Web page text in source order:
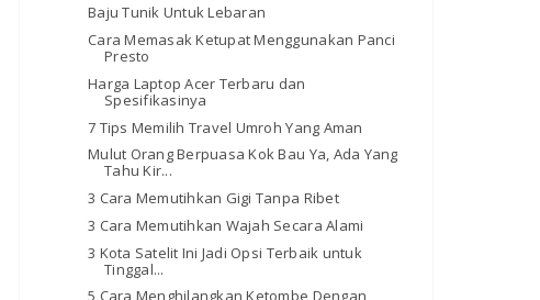
Baju Tunik Untuk Lebaran
Cara Memasak Ketupat Menggunakan Panci
Presto
Harga Laptop Acer Terbaru dan
Spesifikasinya
7 Tips Memilih Travel Umroh Yang Aman
Mulut Orang Berpuasa Kok Bau Ya, Ada Yang
Tahu Kir...
3 Cara Memutihkan Gigi Tanpa Ribet
3 Cara Memutihkan Wajah Secara Alami
3 Kota Satelit Ini Jadi Opsi Terbaik untuk
Tinggal...
5 Cara Menghilangkan Ketombe Dengan